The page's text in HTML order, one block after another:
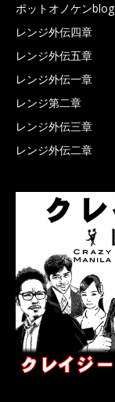
ポットオノケンblog
レンジ外伝四章
レンジ外伝五章
レンジ外伝一章
レンジ第二章
レンジ外伝三章
レンジ外伝二章